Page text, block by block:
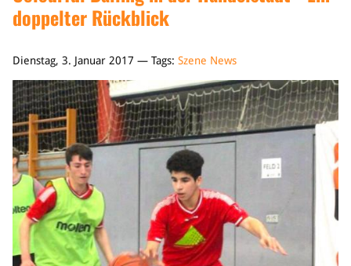
doppelter Rückblick
Dienstag, 3. Januar 2017 — Tags: Szene News